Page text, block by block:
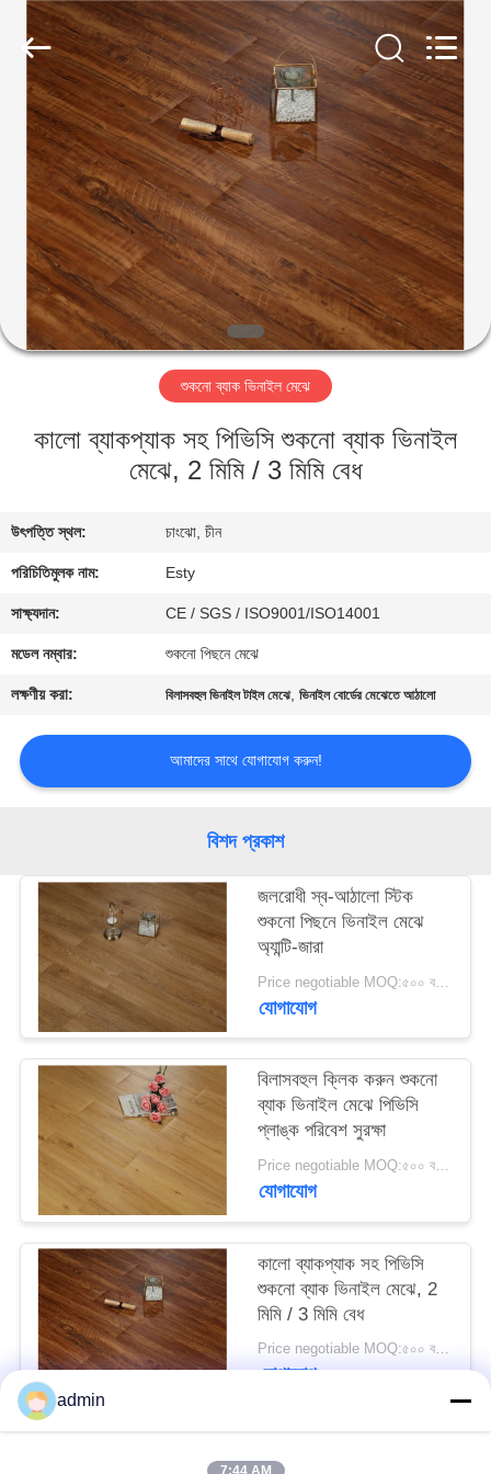
বাড়ি
পণ্য
VR
প্রদর্শন
আমাদের
মান
নিয়ন্ত্রণ
আমাদের
যোগাযোগ
করুন
ক্ষেত্রেই
উদ্ধৃতির
জন্য
আবেদন
সাইট
ম্যাপ
গোপনীয়তা
নীতি
BUILDING
MATERIALS
CO.,LTD.
Rights
Reserved.
Developed
শুকনো ব্যাক ভিনাইল মেঝে
কালো ব্যাকপ্যাক সহ পিভিসি শুকনো ব্যাক ভিনাইল
মেঝে, 2 মিমি / 3 মিমি বেধ
উৎপত্তি স্থল: চাংঝো, চীন
পরিচিতিমুলক নাম: Esty
সাক্ষ্যদান: CE / SGS / ISO9001/ISO14001
মডেল নম্বার: শুকনো পিছনে মেঝে
লক্ষণীয় করা: বিলাসবহুল ভিনাইল টাইল মেঝে,ভিনাইল বোর্ডের মেঝেতে আঠালো
আমাদের সাথে যোগাযোগ করুন!
বিশদ প্রকাশ
জলরোধী স্ব-আঠালো স্টিক
শুকনো পিছনে ভিনাইল মেঝে
অ্যান্টি-জারা
Price negotiable MOQ:৫০০ বর্গ মিটার
যোগাযোগ
বিলাসবহুল ক্লিক করুন শুকনো
ব্যাক ভিনাইল মেঝে পিভিসি
প্লাঙ্ক পরিবেশ সুরক্ষা
Price negotiable MOQ:৫০০ বর্গ মিটার
যোগাযোগ
কালো ব্যাকপ্যাক সহ পিভিসি
শুকনো ব্যাক ভিনাইল মেঝে, 2
মিমি / 3 মিমি বেধ
Price negotiable MOQ:৫০০ বর্গ মিটার
যোগাযোগ
admin
7:44 AM